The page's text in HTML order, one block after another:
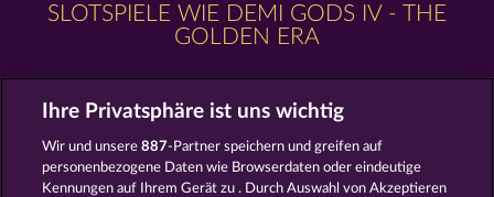
SLOTSPIELE WIE DEMI GODS IV - THE
GOLDEN ERA
Ihre Privatsphäre ist uns wichtig
Wir und unsere887-Partner speichern und greifen auf
personenbezogene Daten wie Browserdaten oder eindeutige
Kennungen auf Ihrem Gerät zu . Durch Auswahl von Akzeptieren